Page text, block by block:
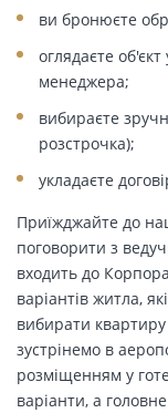
ви бронюєте
оглядаєте
менеджера;
вибираєте
розстрочка);
укладаєте
Приїжджайте до
поговорити з
входить до
варіантів житла,
вибирати квартиру
зустрінемо в
розміщенням у
варіанти, а